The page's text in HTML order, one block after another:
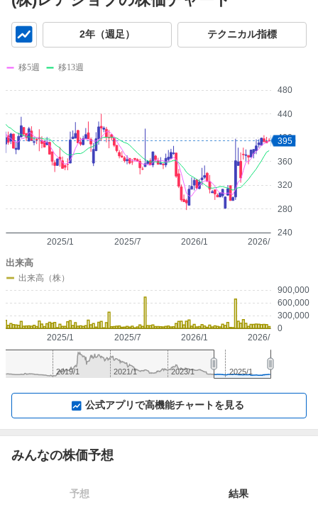
2年（週足） テクニカル指標
240
280
320
360
400
440
480
2025/1 2026/1
2025/7 2026/7
395
移5週 移13週
0
300,000
600,000
900,000
2025/1 2026/1
2025/7 2026/7
出来高
出来高（株）
2021/1 2025/1
2019/1 2023/1
公式アプリで高機能チャートを見る
みんなの株価予想
予想 結果